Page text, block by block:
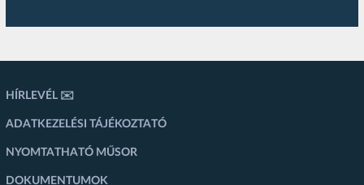
HÍRLEVÉL ✉️
ADATKEZELÉSI TÁJÉKOZTATÓ
NYOMTATHATÓ MŰSOR
DOKUMENTUMOK